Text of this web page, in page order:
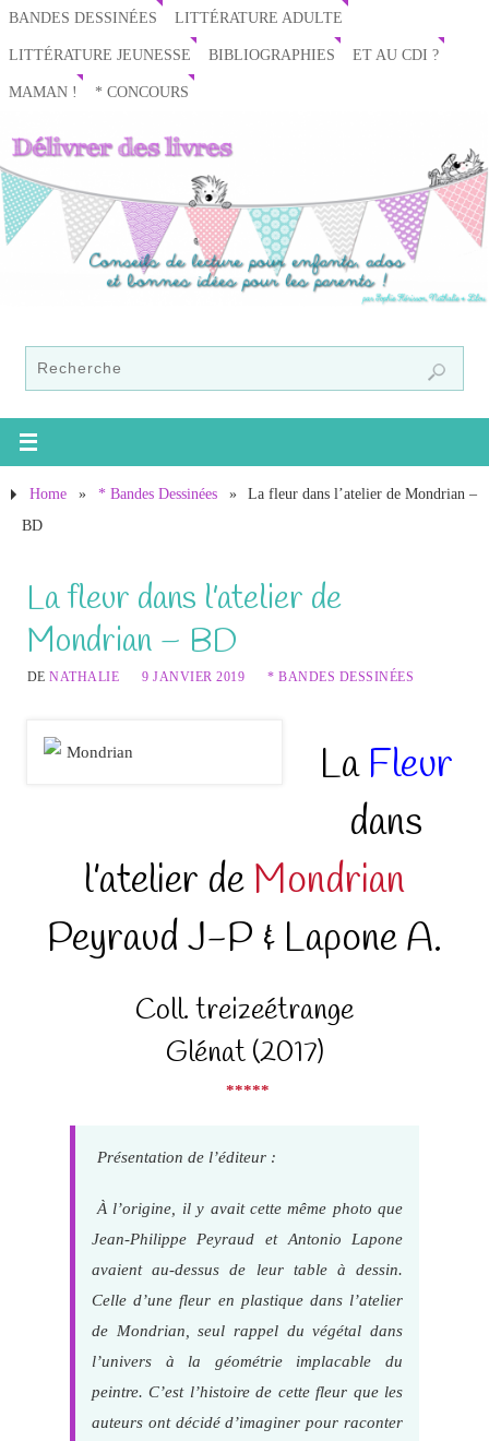
BANDES DESSINÉES LITTÉRATURE ADULTE
LITTÉRATURE JEUNESSE BIBLIOGRAPHIES ET AU CDI ?
MAMAN ! * CONCOURS
Home » * Bandes Dessinées »
La fleur dans l’atelier de Mondrian –
BD
La fleur dans l’atelier de
Mondrian – BD
DENATHALIE 9 JANVIER 2019 * BANDES DESSINÉES
La Fleur
dans
l’atelier de Mondrian
Peyraud J-P & Lapone A.
Coll. treizeétrange
Glénat (2017)
*****
Présentation de l’éditeur :
À l’origine, il y avait cette même photo que
Jean-Philippe Peyraud et Antonio Lapone
avaient au-dessus de leur table à dessin.
Celle d’une fleur en plastique dans l’atelier
de Mondrian, seul rappel du végétal dans
l’univers à la géométrie implacable du
peintre. C’est l’histoire de cette fleur que les
auteurs ont décidé d’imaginer pour raconter